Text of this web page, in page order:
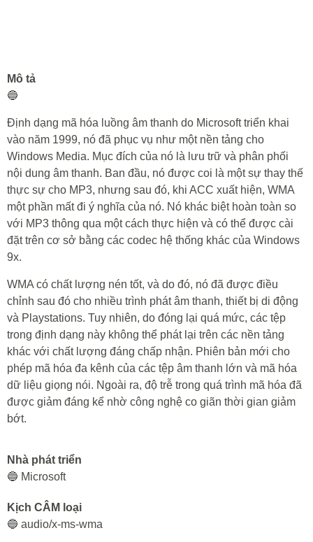
Mô tả
🔵
Định dạng mã hóa luồng âm thanh do Microsoft triển khai
vào năm 1999, nó đã phục vụ như một nền tảng cho
Windows Media. Mục đích của nó là lưu trữ và phân phối
nội dung âm thanh. Ban đầu, nó được coi là một sự thay thế
thực sự cho MP3, nhưng sau đó, khi ACC xuất hiện, WMA
một phần mất đi ý nghĩa của nó. Nó khác biệt hoàn toàn so
với MP3 thông qua một cách thực hiện và có thể được cài
đặt trên cơ sở bằng các codec hệ thống khác của Windows
9x.
WMA có chất lượng nén tốt, và do đó, nó đã được điều
chỉnh sau đó cho nhiều trình phát âm thanh, thiết bị di động
và Playstations. Tuy nhiên, do đóng lại quá mức, các tệp
trong định dạng này không thể phát lại trên các nền tảng
khác với chất lượng đáng chấp nhận. Phiên bản mới cho
phép mã hóa đa kênh của các tệp âm thanh lớn và mã hóa
dữ liệu giọng nói. Ngoài ra, độ trễ trong quá trình mã hóa đã
được giảm đáng kể nhờ công nghệ co giãn thời gian giảm
bớt.
Nhà phát triển
🔵 Microsoft
Kịch CÂM loại
🔵 audio/x-ms-wma